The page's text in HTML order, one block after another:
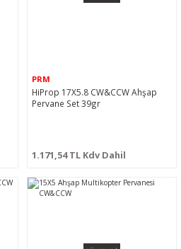
PRM
HiProp 17X5.8 CW&CCW Ahşap
Pervane Set 39gr
1.171,54 TL Kdv Dahil